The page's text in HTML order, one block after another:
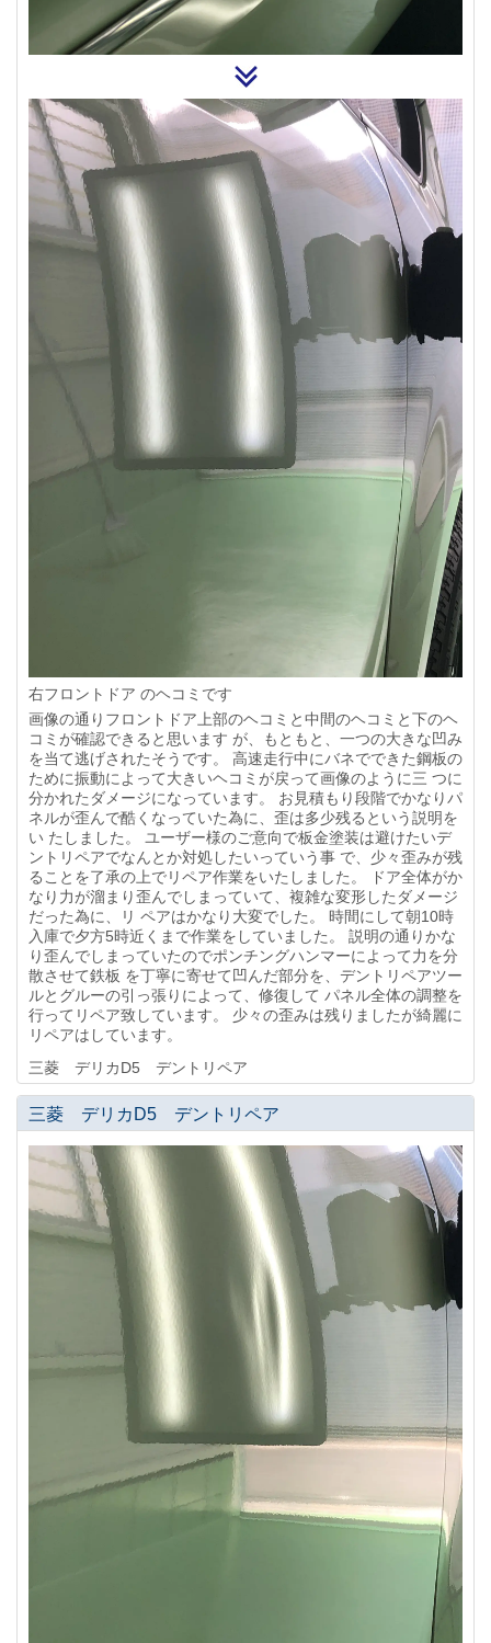
右フロントドア のヘコミです
画像の通りフロントドア上部のヘコミと中間のヘコミと下のヘ
コミが確認できると思います が、もともと、一つの大きな凹み
を当て逃げされたそうです。 高速走行中にバネでできた鋼板の
ために振動によって大きいヘコミが戻って画像のように三 つに
分かれたダメージになっています。 お見積もり段階でかなりパ
ネルが歪んで酷くなっていた為に、歪は多少残るという説明を
い たしました。 ユーザー様のご意向で板金塗装は避けたいデ
ントリペアでなんとか対処したいっていう事 で、少々歪みが残
ることを了承の上でリペア作業をいたしました。 ドア全体がか
なり力が溜まり歪んでしまっていて、複雑な変形したダメージ
だった為に、リ ペアはかなり大変でした。 時間にして朝10時
入庫で夕方5時近くまで作業をしていました。 説明の通りかな
り歪んでしまっていたのでポンチングハンマーによって力を分
散させて鉄板 を丁寧に寄せて凹んだ部分を、デントリペアツー
ルとグルーの引っ張りによって、修復して パネル全体の調整を
行ってリペア致しています。 少々の歪みは残りましたが綺麗に
リペアはしています。
三菱 デリカD5 デントリペア
三菱 デリカD5 デントリペア